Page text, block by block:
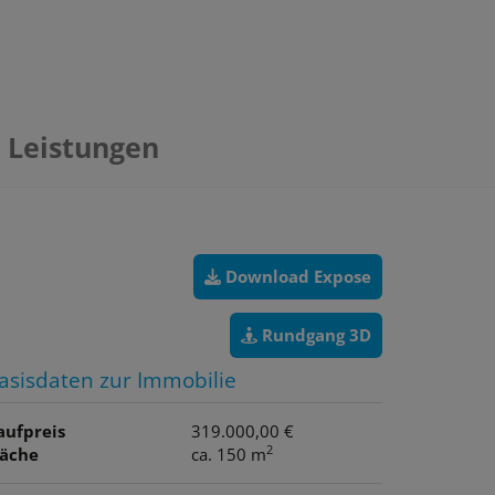
Leistungen
Download Expose
Rundgang 3D
zur Immobilie
319.000,00 €
ca. 150 m2